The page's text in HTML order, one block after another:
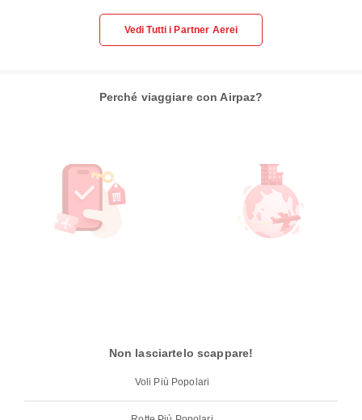
Vedi Tutti i Partner Aerei
Perché viaggiare con Airpaz?
Non lasciartelo scappare!
Voli Più Popolari